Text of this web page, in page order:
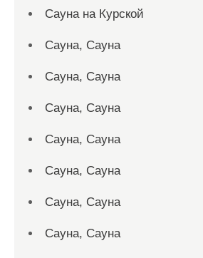
Сауна на Курской
Сауна, Сауна
Сауна, Сауна
Сауна, Сауна
Сауна, Сауна
Сауна, Сауна
Сауна, Сауна
Сауна, Сауна